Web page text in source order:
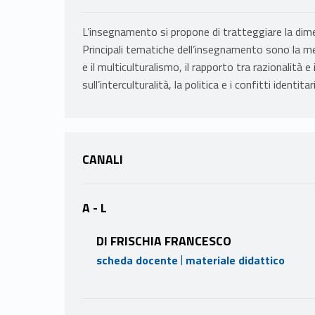
L’insegnamento si propone di tratteggiare la
Principali tematiche dell’insegnamento sono la
e il multiculturalismo, il rapporto tra razionalità
sull’interculturalità, la politica e i confitti
CANALI
A - L
DI FRISCHIA FRANCESCO
scheda docente | materiale didattico